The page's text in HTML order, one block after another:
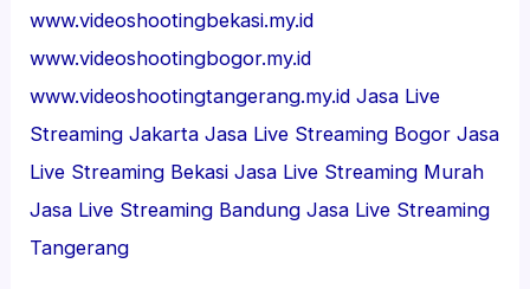
www.videoshootingbekasi.my.id
www.videoshootingbogor.my.id
www.videoshootingtangerang.my.id Jasa Live
Streaming Jakarta Jasa Live Streaming Bogor Jasa
Live Streaming Bekasi Jasa Live Streaming Murah
Jasa Live Streaming Bandung Jasa Live Streaming
Tangerang